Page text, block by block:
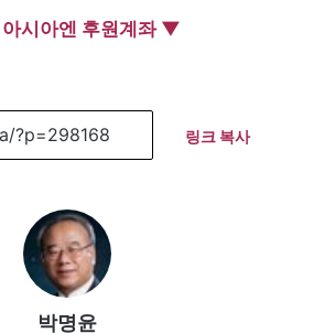
시아엔 후원계좌 ▼
링크 복사
박명윤